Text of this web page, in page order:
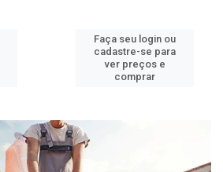
Faça seu login ou
cadastre-se para
ver preços e
comprar